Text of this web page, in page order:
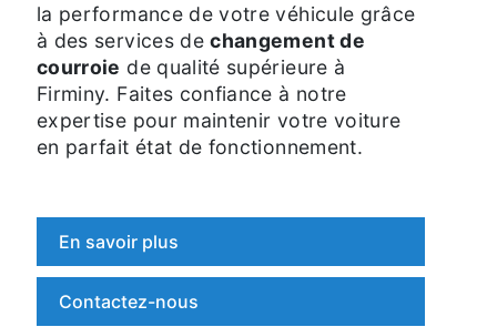
la performance de votre véhicule grâce
à des services dechangement de
courroie de qualité supérieure à
Firminy. Faites confiance à notre
expertise pour maintenir votre voiture
en parfait état de fonctionnement.
En savoir plus
Contactez-nous